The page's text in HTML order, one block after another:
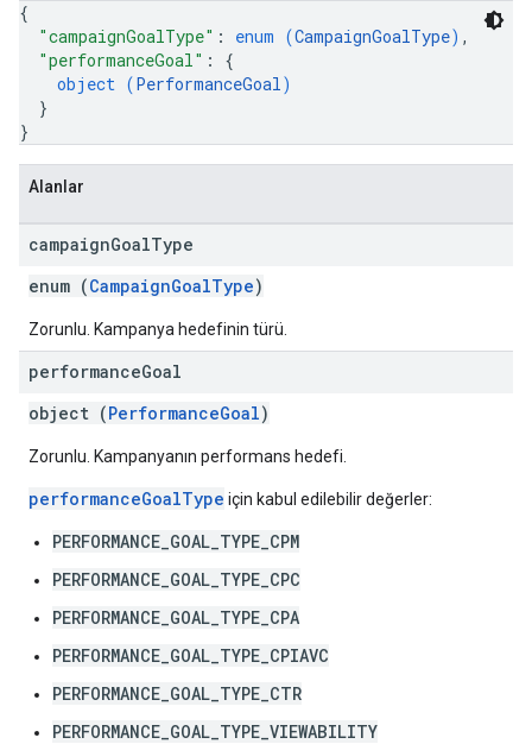
{
"campaignGoalType" : enum (CampaignGoalType) ,
"performanceGoal" : {
object (PerformanceGoal)
}
}
Alanlar
campaignGoalType
enum (CampaignGoalType)
Zorunlu. Kampanya hedefinin türü.
performanceGoal
object (PerformanceGoal)
Zorunlu. Kampanyanın performans hedefi.
performanceGoalType için kabul edilebilir değerler:
PERFORMANCE_GOAL_TYPE_CPM
PERFORMANCE_GOAL_TYPE_CPC
PERFORMANCE_GOAL_TYPE_CPA
PERFORMANCE_GOAL_TYPE_CPIAVC
PERFORMANCE_GOAL_TYPE_CTR
PERFORMANCE_GOAL_TYPE_VIEWABILITY